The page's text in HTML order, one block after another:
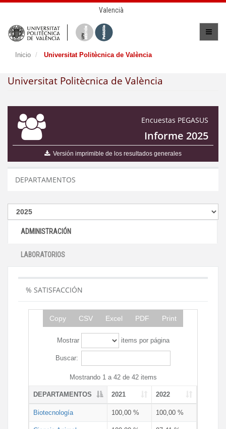
Valencià
Inicio Universitat Politècnica de València
Universitat Politècnica de València
Encuestas PEGASUS
Informe 2025
Versión imprimible de los resultados generales
DEPARTAMENTOS
ADMINISTRACIÓN
LABORATORIOS
% SATISFACCIÓN
Copy CSV Excel PDF Print
Mostrar items por página
Buscar:
Mostrando 1 a 42 de 42 items
DEPARTAMENTOS 2021 2022
Biotecnología 100,00 % 100,00 %